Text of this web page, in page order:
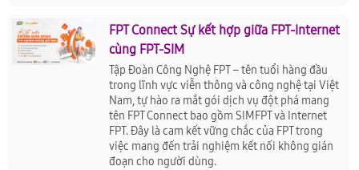
FPT Connect Sự kết hợp giữa FPT-Internet
cùng FPT-SIM
Tập Đoàn Công Nghệ FPT – tên tuổi hàng đầu
trong lĩnh vực viễn thông và công nghệ tại Việt
Nam, tự hào ra mắt gói dịch vụ đột phá mang
tên FPT Connect bao gồm SIMFPT và Internet
FPT. Đây là cam kết vững chắc của FPT trong
việc mang đến trải nghiệm kết nối không gián
đoạn cho người dùng.